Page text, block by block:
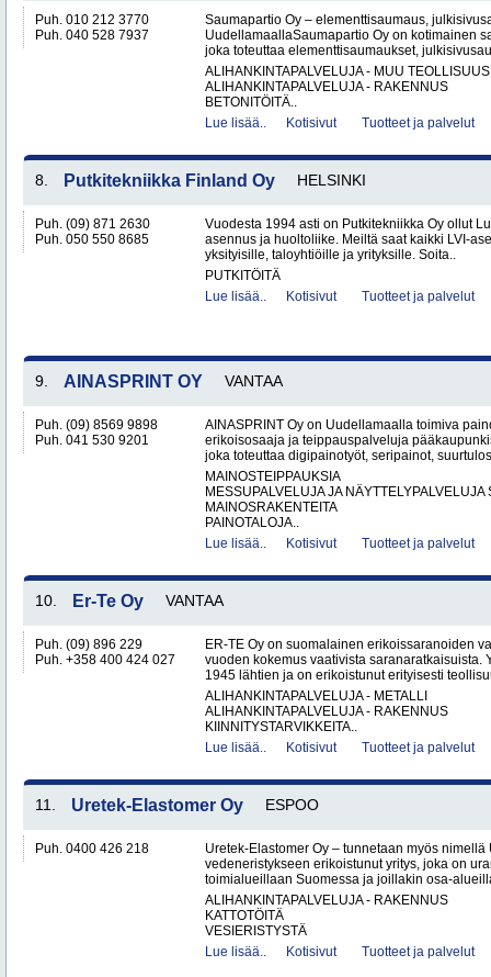
Puh. 010 212 3770
Puh. 040 528 7937
Saumapartio Oy – elementtisaumaus,
UudellamaallaSaumapartio Oy on kotimainen
joka toteuttaa elementtisaumaukset,
ALIHANKINTAPALVELUJA - MUU TEOLLISUUS
ALIHANKINTAPALVELUJA - RAKENNUS
BETONITÖITÄ..
Lue lisää..
Kotisivut Tuotteet ja palvelut
8. Putkitekniikka Finland Oy HELSINKI
Puh. (09) 871 2630
Puh. 050 550 8685
Vuodesta 1994 asti on Putkitekniikka Oy ollut
asennus ja huoltoliike. Meiltä saat kaikki LVI-
yksityisille, taloyhtiöille ja yrityksille. Soita..
PUTKITÖITÄ
Lue lisää..
Kotisivut Tuotteet ja palvelut
9. AINASPRINT OY VANTAA
Puh. (09) 8569 9898
Puh. 041 530 9201
AINASPRINT Oy on Uudellamaalla toimiva
erikoisosaaja ja teippauspalveluja
joka toteuttaa digipainotyöt, seripainot,
MAINOSTEIPPAUKSIA
MESSUPALVELUJA JA NÄYTTELYPALVELUJA
MAINOSRAKENTEITA
PAINOTALOJA..
Lue lisää..
Kotisivut Tuotteet ja palvelut
10. Er-Te Oy VANTAA
Puh. (09) 896 229
Puh. +358 400 424 027
ER-TE Oy on suomalainen erikoissaranoiden
vuoden kokemus vaativista saranaratkaisuista.
1945 lähtien ja on erikoistunut erityisesti
ALIHANKINTAPALVELUJA - METALLI
ALIHANKINTAPALVELUJA - RAKENNUS
KIINNITYSTARVIKKEITA..
Lue lisää..
Kotisivut Tuotteet ja palvelut
11. Uretek-Elastomer Oy ESPOO
Puh. 0400 426 218
Uretek-Elastomer Oy – tunnetaan myös
vedeneristykseen erikoistunut yritys, joka on
toimialueillaan Suomessa ja joillakin osa-
ALIHANKINTAPALVELUJA - RAKENNUS
KATTOTÖITÄ
VESIERISTYSTÄ
Lue lisää..
Kotisivut Tuotteet ja palvelut